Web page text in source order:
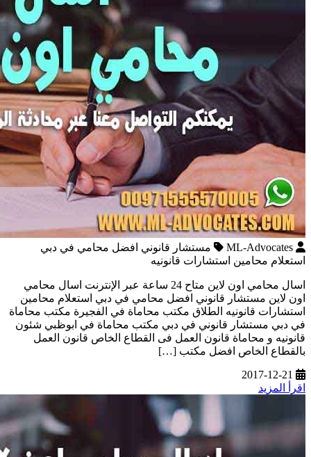
ML-Advocates
مستشار قانوني افضل محامي في دبي
استعلام محامين استشارات قانونيه
اسال محامي اون لاين متاح 24 ساعة عبر الإنترنت اسال محامي
اون لاين مستشار قانوني افضل محامي في دبي استعلام محامين
استشارات قانونيه الطلاق مكتب محاماة في الفجيرة مكتب محاماة
في دبي مستشار قانوني في دبي مكتب محاماة في ابوظبي شئون
قانونيه و محاماة قانون العمل فى القطاع الخاص قانون العمل
بالقطاع الخاص افضل مكتب […]
2017-12-21
اقرأ المزيد